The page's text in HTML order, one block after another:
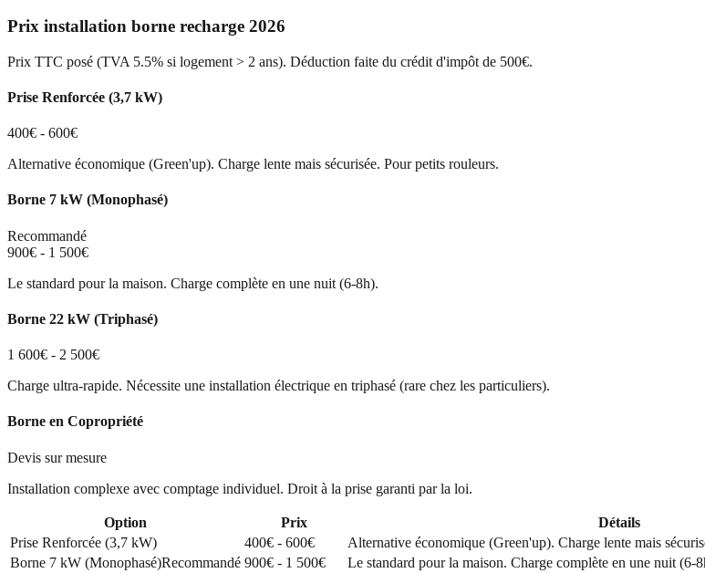
Prix installation borne recharge 2026
Prix TTC posé (TVA 5.5% si logement > 2 ans). Déduction faite du crédit d'impôt de 500€.
Prise Renforcée (3,7 kW)
400€ - 600€
Alternative économique (Green'up). Charge lente mais sécurisée. Pour petits rouleurs.
Borne 7 kW (Monophasé)
Recommandé
900€ - 1 500€
Le standard pour la maison. Charge complète en une nuit (6-8h).
Borne 22 kW (Triphasé)
1 600€ - 2 500€
Charge ultra-rapide. Nécessite une installation électrique en triphasé (rare chez les particuliers).
Borne en Copropriété
Devis sur mesure
Installation complexe avec comptage individuel. Droit à la prise garanti par la loi.
Option Prix
Détails
Prise Renforcée (3,7 kW)
400€ - 600€
Alternative économique (Green'up). Charge lente mais
Borne 7 kW (Monophasé)Recommandé 900€ - 1 500€
Le standard pour la maison. Charge complète en une nuit (6-